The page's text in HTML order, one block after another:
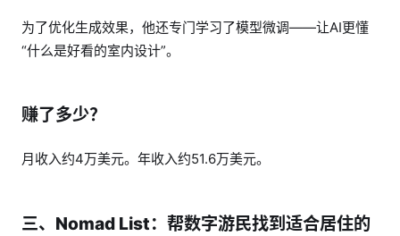
为了优化生成效果，他还专门学习了模型微调——让AI更懂
“什么是好看的室内设计”。
赚了多少？
月收入约4万美元。年收入约51.6万美元。
三、Nomad List：帮数字游民找到适合居住的